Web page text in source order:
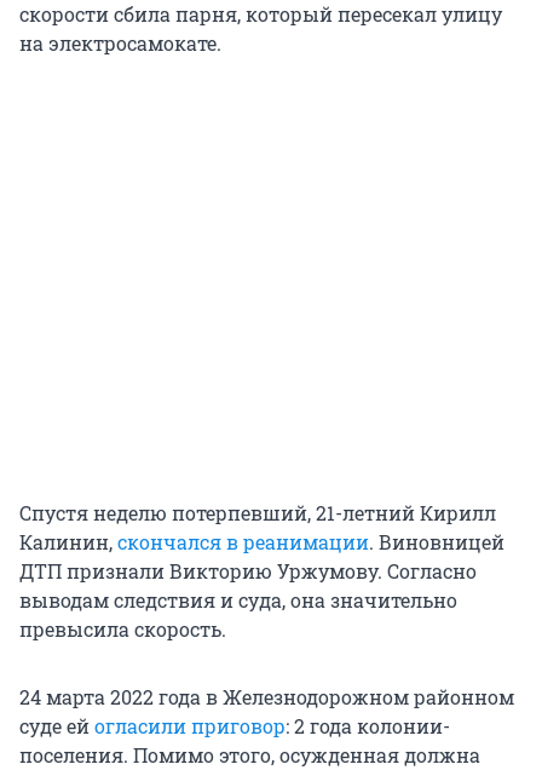
скорости сбила парня, который пересекал улицу
на электросамокате.
Спустя неделю потерпевший, 21-летний Кирилл
Калинин,скончался в реанимации. Виновницей
ДТП признали Викторию Уржумову. Согласно
выводам следствия и суда, она значительно
превысила скорость.
24 марта 2022 года в Железнодорожном районном
суде ейогласили приговор: 2 года колонии-
поселения. Помимо этого, осужденная должна